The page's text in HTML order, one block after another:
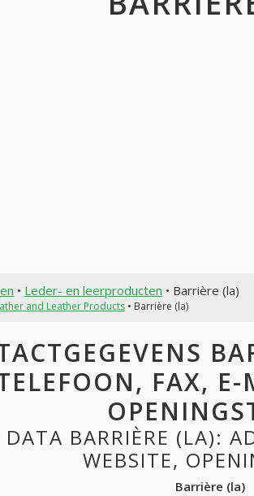
• Leder- en leerproducten • Barrière (la)
and Leather Products• Barrière (la)
FAX, E-
BARRIÈRE (LA):
WEBSITE,
Barrière (la)